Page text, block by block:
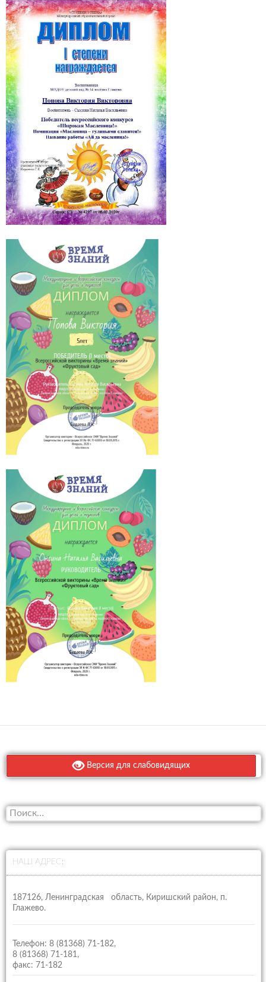
Версия для слабовидящих
Н
а
НАШ АДРЕС:
187126, Ленинградская область, Киришский район, п.
Глажево.
Телефон: 8 (81368) 71-182,
8 (81368) 71-181,
факс: 71-182